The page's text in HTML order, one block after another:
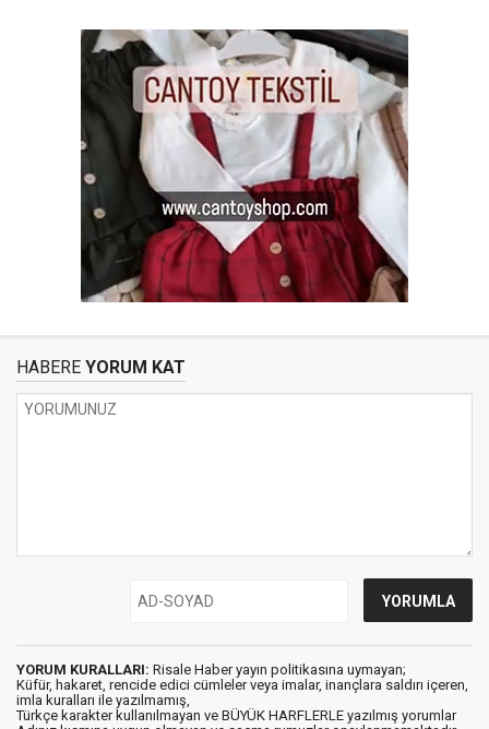
HABERE YORUM KAT
YORUM KURALLARI: Risale Haber yayın politikasına uymayan;
Küfür, hakaret, rencide edici cümleler veya imalar, inançlara saldırı içeren,
imla kuralları ile yazılmamış,
Türkçe karakter kullanılmayan ve BÜYÜK HARFLERLE yazılmış yorumlar